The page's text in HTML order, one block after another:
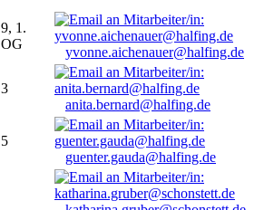
9, 1.
OG
yvonne.aichenauer@halfing.de
3
anita.bernard@halfing.de
5
guenter.gauda@halfing.de